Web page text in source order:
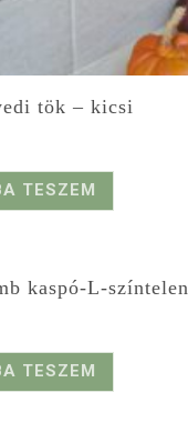
tök – kicsi
TESZEM
kaspó-L-színtelen
TESZEM